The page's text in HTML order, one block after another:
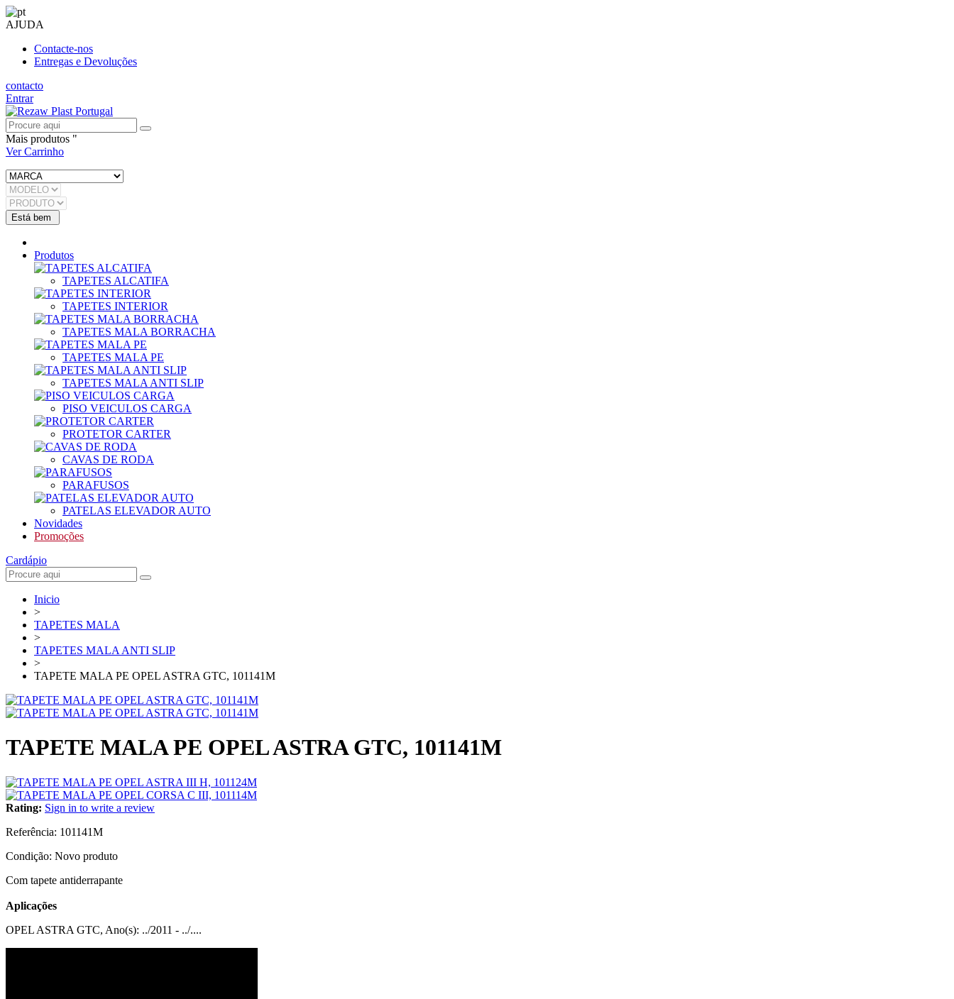
AJUDA
Contacte-nos
Entregas e Devoluções
contacto
Entrar
Mais produtos "
Ver Carrinho
Produtos
TAPETES ALCATIFA
TAPETES INTERIOR
TAPETES MALA BORRACHA
TAPETES MALA PE
TAPETES MALA ANTI SLIP
PISO VEICULOS CARGA
PROTETOR CARTER
CAVAS DE RODA
PARAFUSOS
PATELAS ELEVADOR AUTO
Novidades
Promoções
Cardápio
Inicio
>
TAPETES MALA
>
TAPETES MALA ANTI SLIP
>
TAPETE MALA PE OPEL ASTRA GTC, 101141M
TAPETE MALA PE OPEL ASTRA GTC, 101141M
Rating: Sign in to write a review
Referência: 101141M
Condição: Novo produto
Com tapete antiderrapante
Aplicações
OPEL ASTRA GTC, Ano(s): ../2011 - ../....